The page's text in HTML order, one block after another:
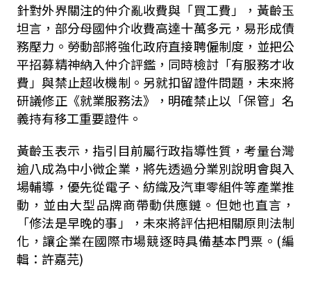
針對外界關注的仲介亂收費與「買工費」，黃齡玉
坦言，部分母國仲介收費高達十萬多元，易形成債
務壓力。勞動部將強化政府直接聘僱制度，並把公
平招募精神納入仲介評鑑，同時檢討「有服務才收
費」與禁止超收機制。另就扣留證件問題，未來將
研議修正《就業服務法》，明確禁止以「保管」名
義持有移工重要證件。
黃齡玉表示，指引目前屬行政指導性質，考量台灣
逾八成為中小微企業，將先透過分業別說明會與入
場輔導，優先從電子、紡織及汽車零組件等產業推
動，並由大型品牌商帶動供應鏈。但她也直言，
「修法是早晚的事」，未來將評估把相關原則法制
化，讓企業在國際市場競逐時具備基本門票。(編
輯：許嘉芫)